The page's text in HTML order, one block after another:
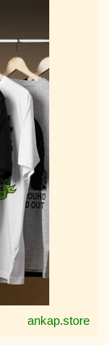
ankap.store